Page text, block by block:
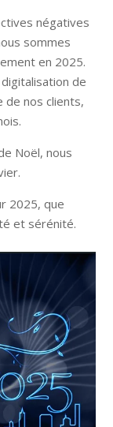
négatives
sommes
en 2025.
de
de nos clients,
Noël, nous
2025, que
et sérénité.